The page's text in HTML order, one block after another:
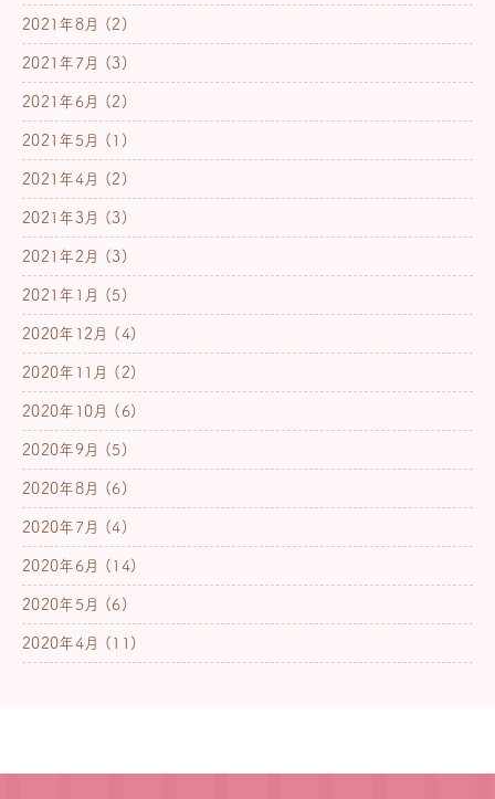
2021年8月 (2)
2021年7月 (3)
2021年6月 (2)
2021年5月 (1)
2021年4月 (2)
2021年3月 (3)
2021年2月 (3)
2021年1月 (5)
2020年12月 (4)
2020年11月 (2)
2020年10月 (6)
2020年9月 (5)
2020年8月 (6)
2020年7月 (4)
2020年6月 (14)
2020年5月 (6)
2020年4月 (11)